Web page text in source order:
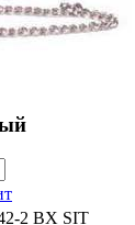
2 BX SIT